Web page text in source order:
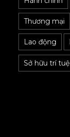
Thương mại
Lao động
Sở hữu trí tuệ